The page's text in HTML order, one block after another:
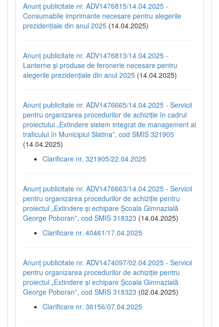
Anunț publicitate nr. ADV1476815/14.04.2025 -
Consumabile imprimante necesare pentru alegerile
prezidențiale din anul 2025 (14.04.2025)
Anunț publicitate nr. ADV1476813/14.04.2025 -
Lanterne și produse de feronerie necesare pentru
alegerile prezidențiale din anul 2025 (14.04.2025)
Anunț publicitate nr. ADV1476665/14.04.2025 - Servicii
pentru organizarea procedurilor de achiziție în cadrul
proiectului „Extindere sistem integrat de management al
traficului în Municipiul Slatina”, cod SMIS 321905
(14.04.2025)
Clarificare nr. 321905/22.04.2025
Anunț publicitate nr. ADV1476663/14.04.2025 - Servicii
pentru organizarea procedurilor de achiziție pentru
proiectul „Extindere și echipare Școala Gimnazială
George Poboran”, cod SMIS 318323 (14.04.2025)
Clarificare nr. 40461/17.04.2025
Anunț publicitate nr. ADV1474097/02.04.2025 - Servicii
pentru organizarea procedurilor de achiziție pentru
proiectul „Extindere și echipare Școala Gimnazială
George Poboran”, cod SMIS 318323 (02.04.2025)
Clarificare nr. 36156/07.04.2025